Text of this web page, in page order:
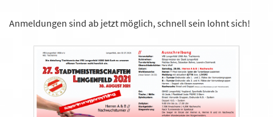
Anmeldungen sind ab jetzt möglich, schnell sein lohnt sich!